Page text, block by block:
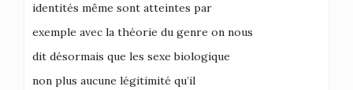
identités même sont atteintes par
exemple avec la théorie du genre on nous
dit désormais que les sexe biologique
non plus aucune légitimité qu’il